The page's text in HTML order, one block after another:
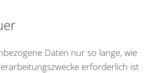
Daten nur so lange, wie
erforderlich ist